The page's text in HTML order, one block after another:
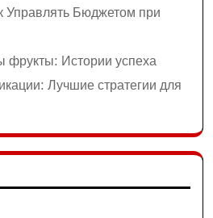
Управлять Бюджетом при
фрукты: Истории успеха
Лучшие стратегии для